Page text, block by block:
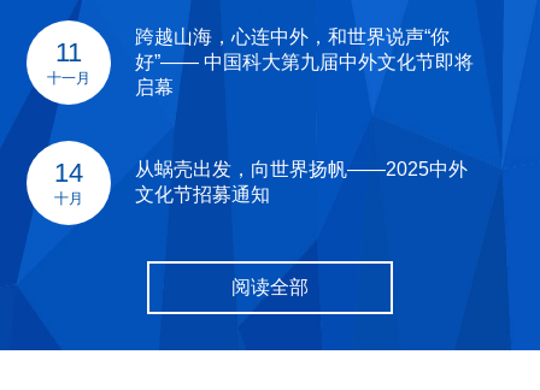
11
十一月
跨越山海，心连中外，和世界说声“你
好”—— 中国科大第九届中外文化节即将
启幕
14
十月
从蜗壳出发，向世界扬帆——2025中外
文化节招募通知
阅读全部